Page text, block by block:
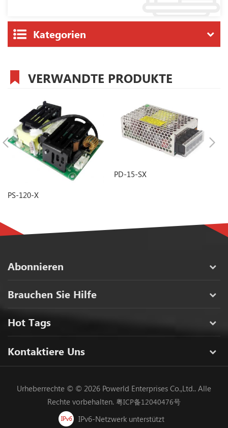
Kategorien
VERWANDTE PRODUKTE
PS-120-X
PD-15-SX
Abonnieren
Brauchen Sie Hilfe
Hot Tags
Kontaktiere Uns
Urheberrechte © © 2026 Powerld Enterprises Co.,Ltd.. Alle
Rechte vorbehalten. 粤ICP备12040476号
IPv6-Netzwerk unterstützt